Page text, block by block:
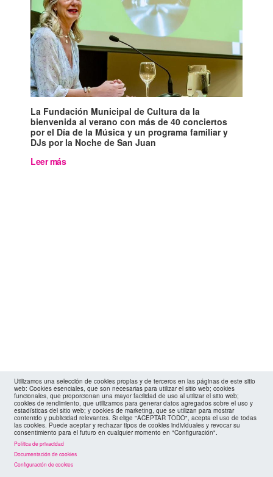
La Fundación Municipal de Cultura da la
bienvenida al verano con más de 40 conciertos
por el Día de la Música y un programa familiar y
DJs por la Noche de San Juan
Leer más
Utilizamos una selección de cookies propias y de terceros en las páginas de este sitio
web: Cookies esenciales, que son necesarias para utilizar el sitio web; cookies
funcionales, que proporcionan una mayor facilidad de uso al utilizar el sitio web;
cookies de rendimiento, que utilizamos para generar datos agregados sobre el uso y
estadísticas del sitio web; y cookies de marketing, que se utilizan para mostrar
contenido y publicidad relevantes. Si elige "ACEPTAR TODO", acepta el uso de todas
las cookies. Puede aceptar y rechazar tipos de cookies individuales y revocar su
consentimiento para el futuro en cualquier momento en "Configuración".
Política de privacidad
Documentación de cookies
Configuración de cookies